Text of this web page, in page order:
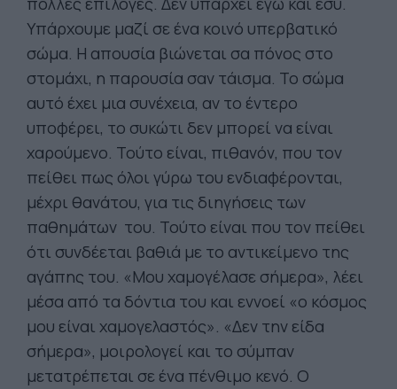
Υπάρχουμε μαζί σε ένα κοινό υπερβατικό
σώμα. Η απουσία βιώνεται σα πόνος στο
στομάχι, η παρουσία σαν τάισμα. Το σώμα
αυτό έχει μια συνέχεια, αν το έντερο
υποφέρει, το συκώτι δεν μπορεί να είναι
χαρούμενο. Τούτο είναι, πιθανόν, που τον
πείθει πως όλοι γύρω του ενδιαφέρονται,
μέχρι θανάτου, για τις διηγήσεις των
παθημάτων του. Τούτο είναι που τον πείθει
ότι συνδέεται βαθιά με το αντικείμενο της
αγάπης του. «Μου χαμογέλασε σήμερα», λέει
μέσα από τα δόντια του και εννοεί «ο κόσμος
μου είναι χαμογελαστός». «Δεν την είδα
σήμερα», μοιρολογεί και το σύμπαν
μετατρέπεται σε ένα πένθιμο κενό. Ο